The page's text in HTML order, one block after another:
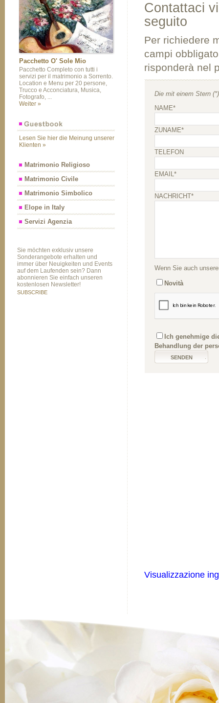
Contattaci
seguito
Per richiedere
campi
risponderà nel
Die mit einem Stern
NAME*
ZUNAME*
TELEFON
EMAIL*
NACHRICHT*
Wenn Sie auch
Novità
Ich genehmige
Behandlung der
Visualizzazione
Pacchetto O' Sole Mio
Pacchetto Completo con tutti i
servizi per il matrimonio a Sorrento.
Location e Menu per 20 persone,
Trucco e Acconciatura, Musica,
Fotografo, ...
Weiter »
Lesen Sie hier die Meinung unserer
Klienten »
Matrimonio Religioso
Matrimonio Civile
Matrimonio Simbolico
Elope in Italy
Servizi Agenzia
Sie möchten exklusiv unsere
Sonderangebote erhalten und
immer über Neuigkeiten und Events
auf dem Laufenden sein? Dann
abonnieren Sie einfach unseren
kostenlosen Newsletter!
SUBSCRIBE